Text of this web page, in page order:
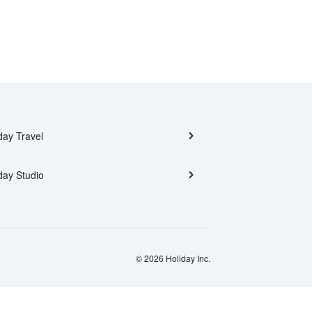
Travel
Studio
© 2026 Holiday Inc.